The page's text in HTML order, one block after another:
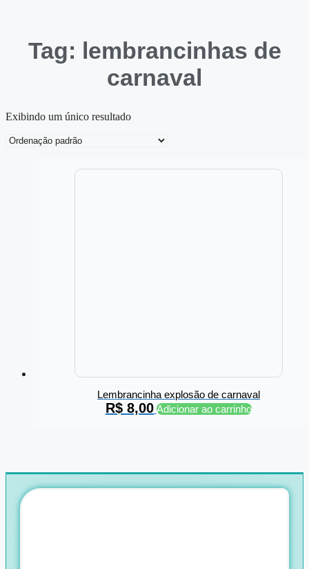
Tag: lembrancinhas de
carnaval
Exibindo um único resultado
Lembrancinha explosão de carnaval
R$ 8,00 Adicionar ao carrinho